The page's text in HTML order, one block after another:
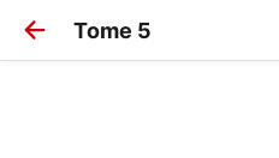
Tome 5